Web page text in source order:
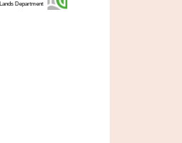
Department